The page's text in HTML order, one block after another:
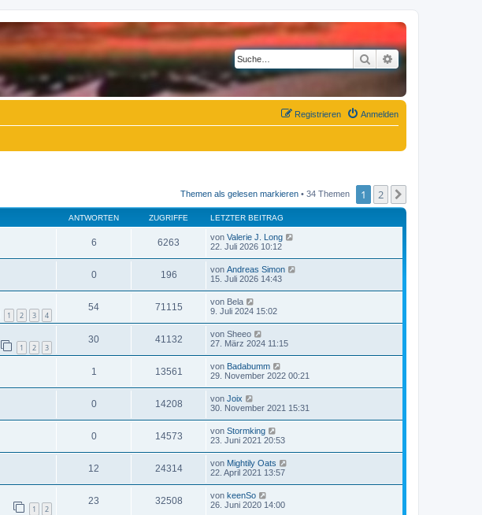
SucheErweiterte Suche
Anmelden
Registrieren
Themen als gelesen markieren • 34 Themen 1 2
ANTWORTEN ZUGRIFFE LETZTER BEITRAG
6 6263 von Valerie J. Long
22. Juli 2026 10:12
0 196 von Andreas Simon
15. Juli 2026 14:43
1 2 3 4
54 71115 von Bela
9. Juli 2024 15:02
1 2 3
30 41132 von Sheeo
27. März 2024 11:15
1 13561 von Badabumm
29. November 2022 00:21
0 14208 von Joix
30. November 2021 15:31
0 14573 von Stormking
23. Juni 2021 20:53
12 24314 von Mightily Oats
22. April 2021 13:57
1 2
23 32508 von keenSo
26. Juni 2020 14:00